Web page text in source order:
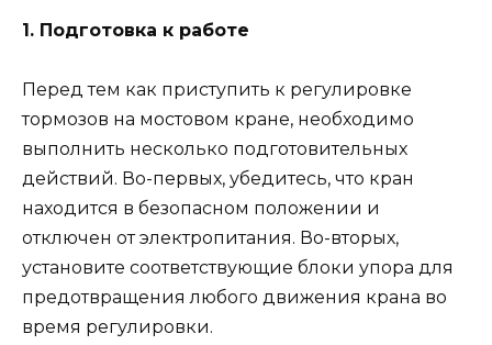
1. Подготовка к работе
Перед тем как приступить к регулировке
тормозов на мостовом кране, необходимо
выполнить несколько подготовительных
действий. Во-первых, убедитесь, что кран
находится в безопасном положении и
отключен от электропитания. Во-вторых,
установите соответствующие блоки упора для
предотвращения любого движения крана во
время регулировки.